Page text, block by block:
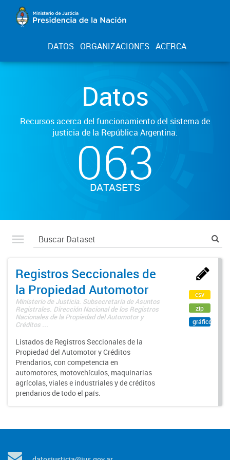
DATOS ORGANIZACIONES ACERCA
Datos
Recursos acerca del funcionamiento del sistema de
justicia de la República Argentina.
063
DATASETS
Registros Seccionales de
la Propiedad Automotor
Ministerio de Justicia. Subsecretaría de Asuntos
Registrales. Dirección Nacional de los Registros
Nacionales de la Propiedad del Automotor y
Créditos ...
Listados de Registros Seccionales de la
Propiedad del Automotor y Créditos
Prendarios, con competencia en
automotores, motovehículos, maquinarias
agrícolas, viales e industriales y de créditos
prendarios de todo el país.
csv
zip
gráfico